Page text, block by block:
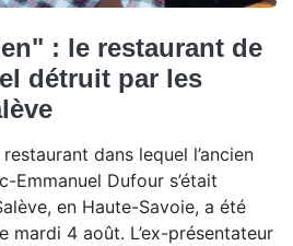
: le restaurant de
détruit par les
dans lequel l’ancien
Emmanuel Dufour s’était
en Haute-Savoie, a été
mardi 4 août. L’ex-présentateur